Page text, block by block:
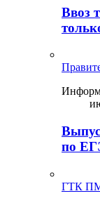
Ввоз
по
ГТК